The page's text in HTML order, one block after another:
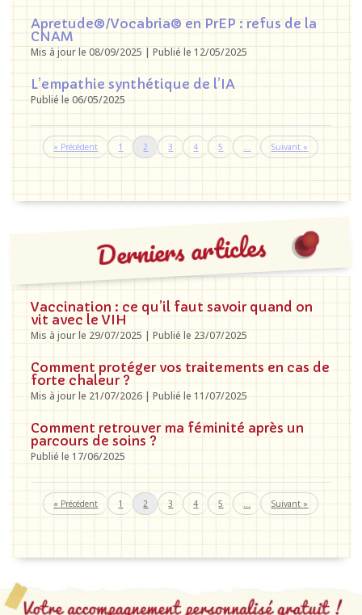
Apretude®/Vocabria® en PrEP : refus de la
CNAM
Mis à jour le 08/09/2025 | Publié le 12/05/2025
L’empathie synthétique de l’IA
Publié le 06/05/2025
« 1 2 3 4 5 … »
Derniers articles
Vaccination : ce qu’il faut savoir quand on
vit avec le VIH
Mis à jour le 29/07/2025 | Publié le 23/07/2025
Comment protéger vos traitements en cas de
forte chaleur ?
Mis à jour le 21/07/2026 | Publié le 11/07/2025
Comment retrouver ma féminité après un
parcours de soins ?
Publié le 17/06/2025
« 1 2 3 4 5 … »